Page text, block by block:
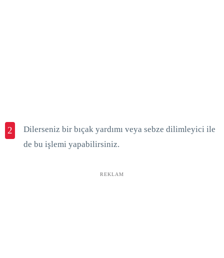
2
Dilerseniz bir bıçak yardımı veya sebze dilimleyici ile
de bu işlemi yapabilirsiniz.
REKLAM